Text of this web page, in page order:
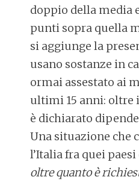
doppio della media
punti sopra quella
si aggiunge la
usano sostanze in
ormai assestato ai
ultimi 15 anni: oltre
è dichiarato
Una situazione che
l’Italia fra quei paesi
oltre quanto è